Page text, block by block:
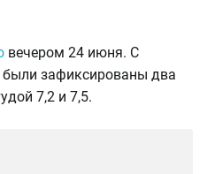
вечером 24 июня. С
были зафиксированы два
7,2 и 7,5.